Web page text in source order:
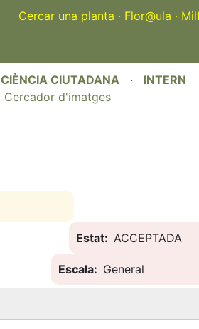
Cercar una planta · Flor@ula ·
CIÈNCIA CIUTADANA · INTERN
Cercador d'imatges
Estat ACCEPTADA
Escala General